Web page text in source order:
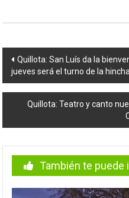
Navegación
de
entradas
Quillota: San Luís da la
jueves será el turno de la
Quillota: Teatro y canto
También te puede